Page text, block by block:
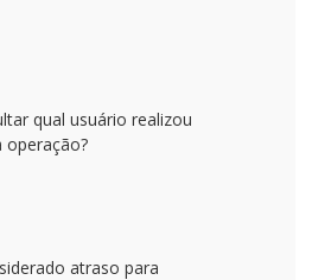
qual usuário realizou
operação?
atraso para